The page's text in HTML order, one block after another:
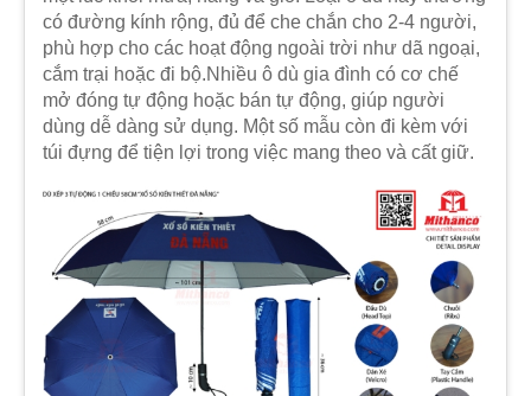
có đường kính rộng, đủ để che chắn cho 2-4 người,
phù hợp cho các hoạt động ngoài trời như dã ngoại,
cắm trại hoặc đi bộ.Nhiều ô dù gia đình có cơ chế
mở đóng tự động hoặc bán tự động, giúp người
dùng dễ dàng sử dụng. Một số mẫu còn đi kèm với
túi đựng để tiện lợi trong việc mang theo và cất giữ.